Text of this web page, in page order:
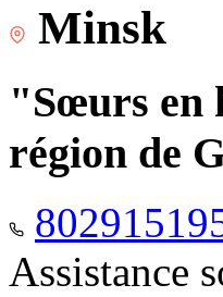
Minsk
"Sœurs en
région de
Assistance